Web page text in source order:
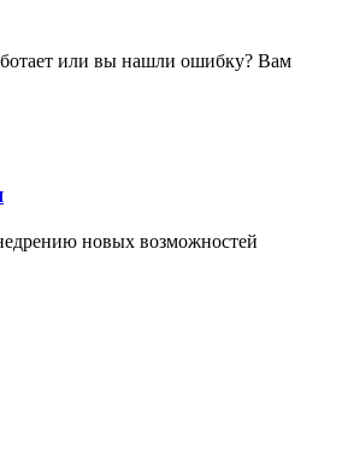
или вы нашли ошибку? Вам
новых возможностей